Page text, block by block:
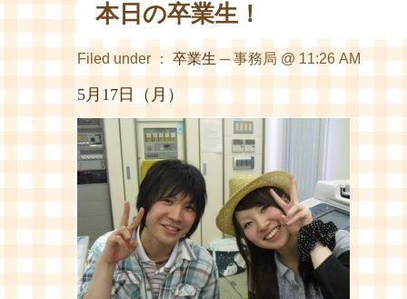
本日の卒業生！
Filed under ：卒業生─ 事務局 @ 11:26 AM
5月17日（月）